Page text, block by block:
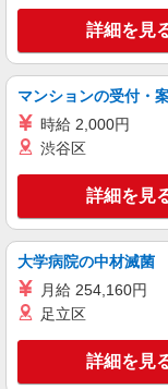
（上
歓
者
株式会社kotrio /●YK-H-
＼
キープ
職業紹介
株式会社kotrio /●YK-S-
≪
給
詳細を見
マンションの受付・
時給 2,000円
渋谷区
詳細を見
大学病院の中材滅菌
月給 254,160円
足立区
詳細を見